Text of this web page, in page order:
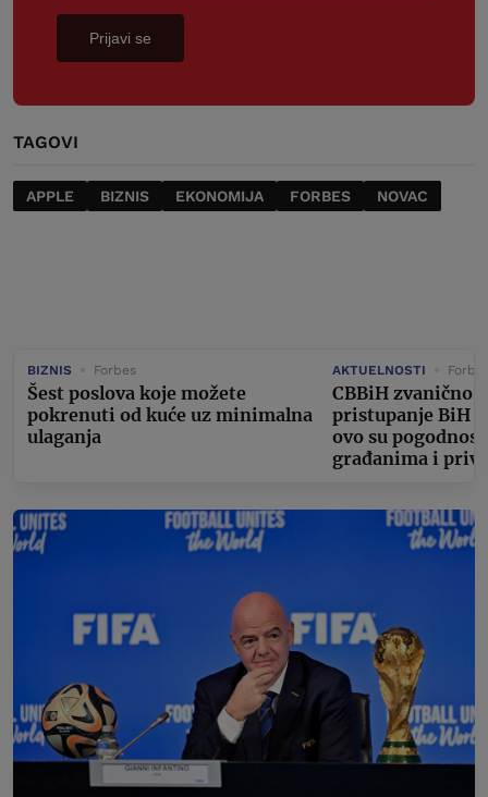
Prijavi se
TAGOVI
APPLE BIZNIS EKONOMIJA FORBES NOVAC
BIZNIS Forbes
Šest poslova koje možete
pokrenuti od kuće uz minimalna
ulaganja
AKTUELNOSTI
CBBiH zvanično
pristupanje BiH
ovo su
građanima i